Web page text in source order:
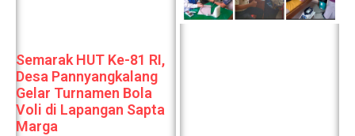
Semarak HUT Ke-81 RI,
Desa Pannyangkalang
Gelar Turnamen Bola
Voli di Lapangan Sapta
Marga